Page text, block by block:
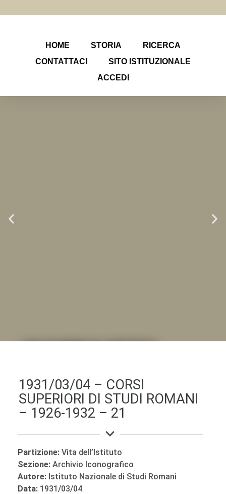
HOME STORIA
RICERCA
CONTATTACI
SITO ISTITUZIONALE
ACCEDI
1931/03/04 – CORSI
SUPERIORI DI STUDI ROMANI
– 1926-1932 – 21
Partizione: Vita dell’Istituto
Sezione: Archivio Iconografico
Autore: Istituto Nazionale di Studi Romani
Data: 1931/03/04